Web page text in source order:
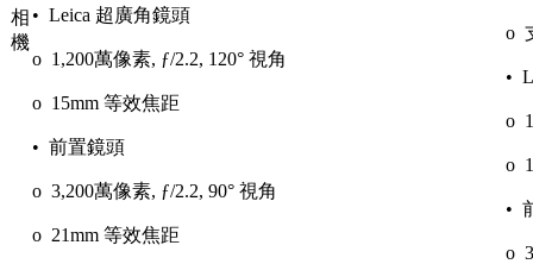
相
機
• Leica 超廣角鏡頭
o 1,200萬像素, ƒ/2.2, 120° 視角
o 15mm 等效焦距
• 前置鏡頭
o 3,200萬像素, ƒ/2.2, 90° 視角
o 21mm 等效焦距
o
•
o
o
•
o